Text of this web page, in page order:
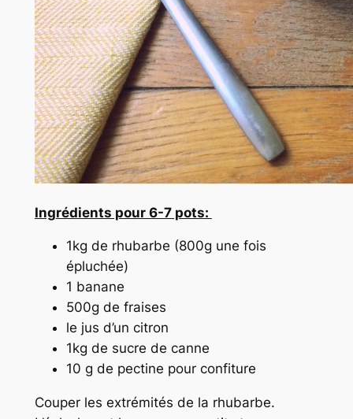
Ingrédients pour 6-7 pots:
1kg de rhubarbe (800g une fois
épluchée)
1 banane
500g de fraises
le jus d’un citron
1kg de sucre de canne
10 g de pectine pour confiture
Couper les extrémités de la rhubarbe.